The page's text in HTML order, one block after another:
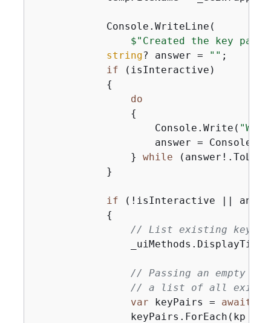
            Console.WriteLine(
$"Created the key
string? answer = "" ;
if (isInteractive)
{
do
{
                    Console.Write(
answer =
                }
while
            }
if (!isInteractive ||
{
// List existing key
// Passing an empty
// a list of all
var keyPairs = await
                keyPairs.ForEach(kp =>